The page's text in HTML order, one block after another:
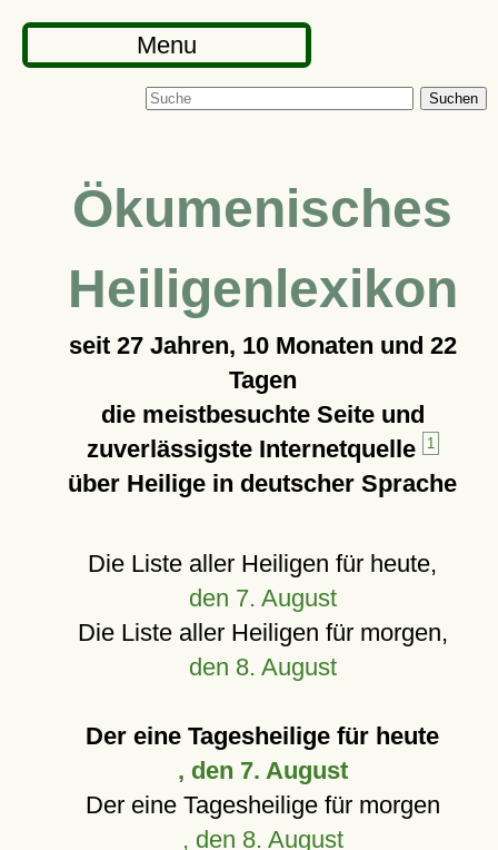
Menu
Suchen
Ökumenisches
Heiligenlexikon
seit 27 Jahren, 10 Monaten und 22
Tagen
die meistbesuchte Seite und
zuverlässigste Internetquelle
1
über Heilige in deutscher Sprache
Die Liste aller Heiligen für heute,
den 7. August
Die Liste aller Heiligen für morgen,
den 8. August
Der eine Tagesheilige für heute
, den 7. August
Der eine Tagesheilige für morgen
, den 8. August